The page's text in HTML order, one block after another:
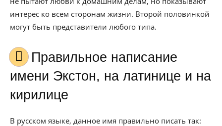
интерес ко всем сторонам жизни. Второй половинкой
могут быть представители любого типа.
Правильное написание
имени Экстон, на латинице и на
кирилице
В русском языке, данное имя правильно писать так: